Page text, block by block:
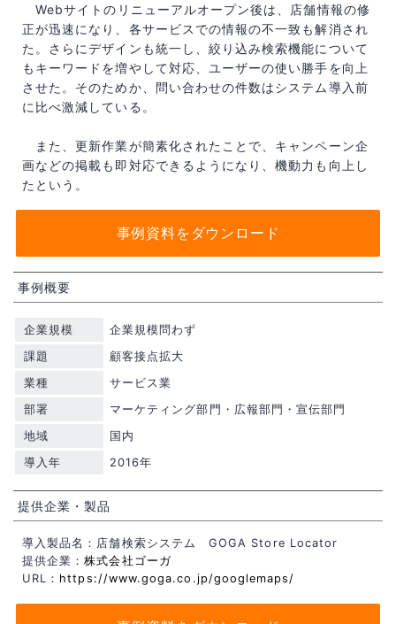
Webサイトのリニューアルオープン後は、店舗情報の修
正が迅速になり、各サービスでの情報の不一致も解消され
た。さらにデザインも統一し、絞り込み検索機能について
もキーワードを増やして対応、ユーザーの使い勝手を向上
させた。そのためか、問い合わせの件数はシステム導入前
に比べ激減している。
また、更新作業が簡素化されたことで、キャンペーン企
画などの掲載も即対応できるようになり、機動力も向上し
たという。
事例資料をダウンロード
事例概要
企業規模
企業規模問わず
課題
顧客接点拡大
業種
サービス業
部署
マーケティング部門・広報部門・宣伝部門
地域
国内
導入年
2016年
提供企業・製品
導入製品名：店舗検索システム GOGA Store Locator
提供企業：株式会社ゴーガ
URL： https://www.goga.co.jp/googlemaps/